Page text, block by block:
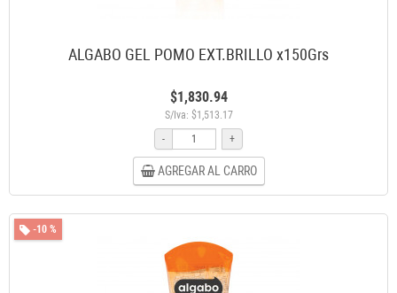
ALGABO GEL POMO EXT.BRILLO x150Grs
$1,830.94
S/Iva: $1,513.17
-
+
AGREGAR AL CARRO
-10 %